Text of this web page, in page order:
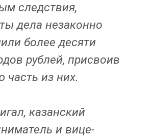
следствия,
дела незаконно
более десяти
рублей, присвоив
часть из них.
казанский
и вице-